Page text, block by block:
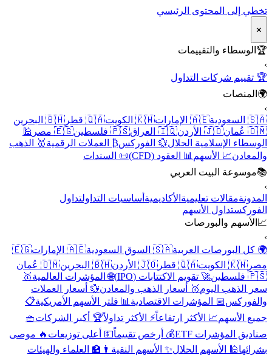
تخطي إلى المحتوى الرئيسي
✕
🏆الوسطاء والتقييمات
🏆 تقييم شركات التداول
🌍المنصات
🇸🇦 السعودية
🇦🇪 الإمارات 🇰🇼 الكويت 🇶🇦 قطر
🇧🇭 البحرين
🇴🇲 عُمان
🇯🇴 الأردن 🇮🇶 العراق 🇵🇸 فلسطين 🇪🇬 مصر
🕌
الوسطاء الإسلامية الحلال 💱 الفوركس ₿ العملات الرقمية🥇 الذهب
والمعادن📈 الأسهم📊 العقود (CFD)
📜 السندات
📚موسوعة البيت العربي
المدونةمقالات تعليميةالأكاديميةأساسيات التداولتداول
الفوركستداول الأسهم
📈الأسهم والبورصات
🌍 كل البورصات العربية🇸🇦 السوق السعودية 🇦🇪 الإمارات
🇪🇬
مصر 🇰🇼 الكويت 🇶🇦 قطر 🇯🇴 الأردن 🇧🇭 البحرين
🇴🇲 عُمان
🇵🇸 فلسطين
🚀 تقويم الاكتتابات (IPO) 🌐 المؤشرات العالمية🥇
سعر الذهب اليوم🥇 أسعار الذهب والمعادن💱 أسعار العملات
والفوركس 📅 المؤشرات الاقتصادية📊 فلتر الأسهم الأمريكية📋
جميع الأسهم📈 الأكثر ارتفاعاً⚡ الأكثر تداولاً🏆 أكبر الشركات🧺
صناديق المؤشرات ETF
💰 أرخص تقييماً💵 أعلى توزيعات🔥 موصى
بشرائها🕌 الأسهم الحلال ✨ الأسهم النقية👨‍🏫 العلماء والهيئات